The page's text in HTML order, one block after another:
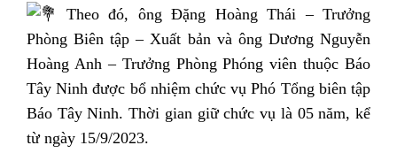
Theo đó, ông Đặng Hoàng Thái – Trưởng
Phòng Biên tập – Xuất bản và ông Dương Nguyễn
Hoàng Anh – Trưởng Phòng Phóng viên thuộc Báo
Tây Ninh được bổ nhiệm chức vụ Phó Tổng biên tập
Báo Tây Ninh. Thời gian giữ chức vụ là 05 năm, kể
từ ngày 15/9/2023.